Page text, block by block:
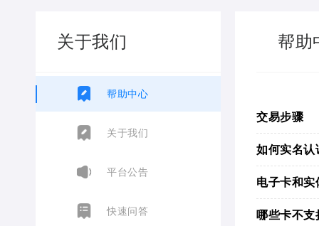
关于我们
帮助中心
关于我们
平台公告
快速问答
帮助
交易步骤
如何实名认
电子卡和
哪些卡不支